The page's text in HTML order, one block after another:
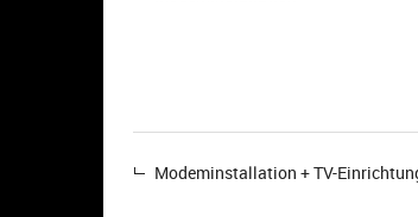
Modeminstallation + TV-